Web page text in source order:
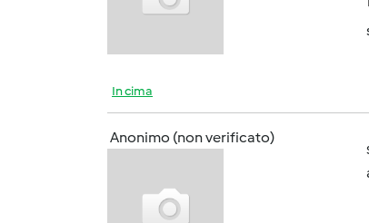
In cima
Anonimo (non verificato)